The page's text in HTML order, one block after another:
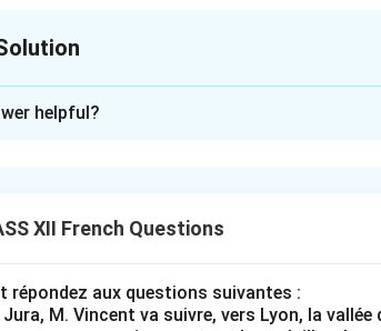
the environmental issues at his high
helpful?
XII French Questions
répondez aux questions suivantes :
M. Vincent va suivre, vers Lyon, la vallée